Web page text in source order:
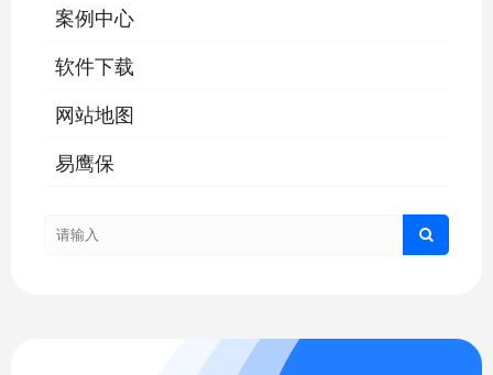
案例中心
软件下载
网站地图
易鹰保